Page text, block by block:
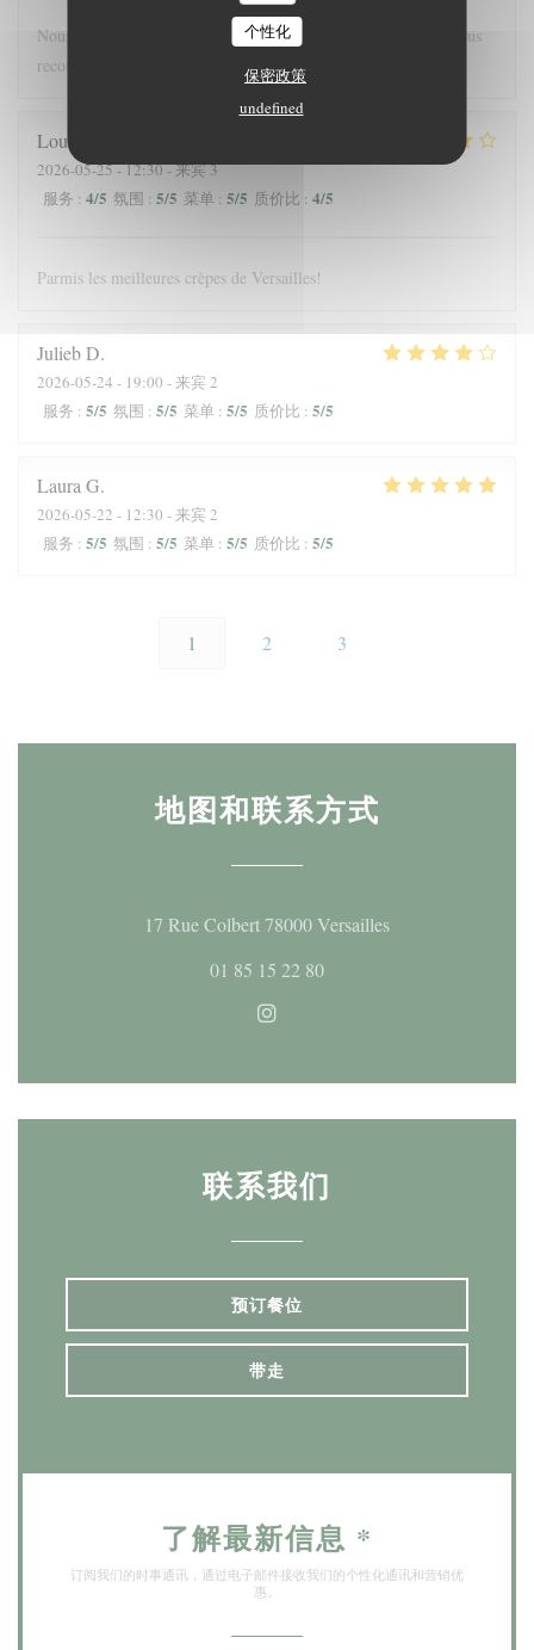
个性化
保密政策
undefined
Nous nous sommes régalés, joli restaurant, bonne ambiance. Nous
recommandons !
Louis
2026-05-25- 12:30 - 来宾 3
服务 : 4/5 氛围 : 5/5 菜单 : 5/5 质价比 : 4/5
Parmis les meilleures crèpes de Versailles!
JuliebD
2026-05-24 - 19:00 - 来宾 2
服务 : 5/5 氛围 : 5/5 菜单 : 5/5 质价比 : 5/5
Laura G
2026-05-22 - 12:30 - 来宾 2
服务 : 5/5 氛围 : 5/5 菜单 : 5/5 质价比 : 5/5
1 2 3
地图和联系方式
17 Rue Colbert 78000 Versailles((在新窗口中打
01 85 15 22 80
Instagram ((在新窗口中打开
联系我们
预订餐位
带走
了解最新信息 *
订阅我们的时事通讯，通过电子邮件接收我们的个性化通讯和营销优
惠。